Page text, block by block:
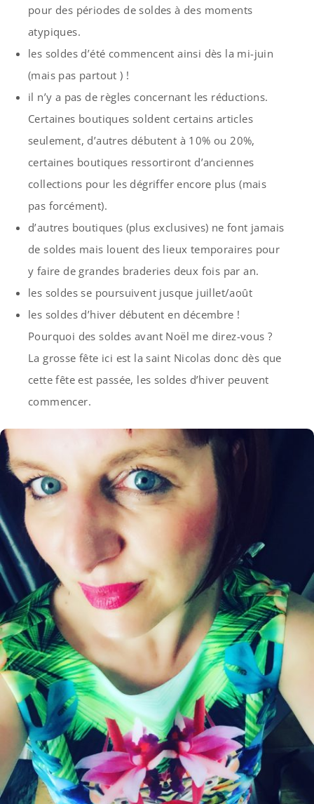
pour des périodes de soldes à des moments
atypiques.
les soldes d’été commencent ainsi dès la mi-juin
(mais pas partout ) !
il n’y a pas de règles concernant les réductions.
Certaines boutiques soldent certains articles
seulement, d’autres débutent à 10% ou 20%,
certaines boutiques ressortiront d’anciennes
collections pour les dégriffer encore plus (mais
pas forcément).
d’autres boutiques (plus exclusives) ne font jamais
de soldes mais louent des lieux temporaires pour
y faire de grandes braderies deux fois par an.
les soldes se poursuivent jusque juillet/août
les soldes d’hiver débutent en décembre !
Pourquoi des soldes avant Noël me direz-vous ?
La grosse fête ici est la saint Nicolas donc dès que
cette fête est passée, les soldes d’hiver peuvent
commencer.